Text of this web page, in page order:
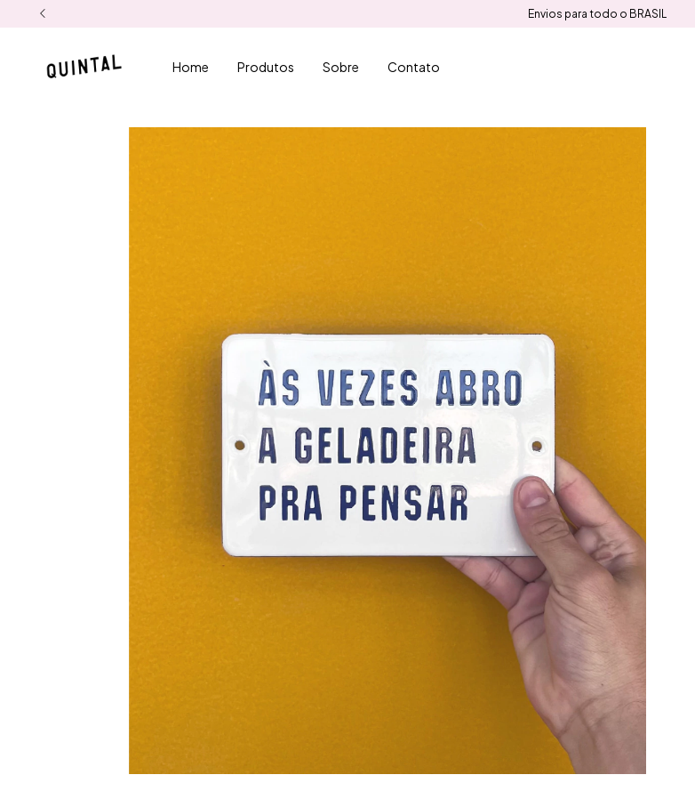
Envios para todo o BRASIL
Home Produtos Sobre Contato